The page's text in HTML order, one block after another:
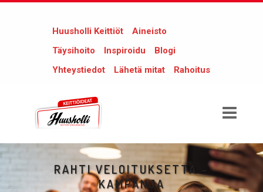
Huusholli Keittiöt
Aineisto
Täysihoito
Inspiroidu
Blogi
Yhteystiedot
Lähetä mitat Rahoitus
RAHTI VELOITUKSETTA –
KAMPANJA